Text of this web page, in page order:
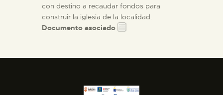
con destino a recaudar fondos para
construir la iglesia de la localidad.
Documento asociado